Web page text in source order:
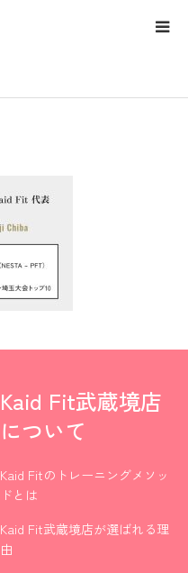
Kaid Fit武蔵境店
について
Kaid Fitのトレーニングメソッ
ドとは
Kaid Fit武蔵境店が選ばれる理
由